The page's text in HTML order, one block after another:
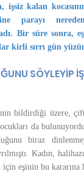
işsiz kalan
parayı
Bir süre sonra,
kirli sırrı gün
SÖYLEYİP
bildirdiği üzere,
da
biraz
Kadın,
için eşinin bu